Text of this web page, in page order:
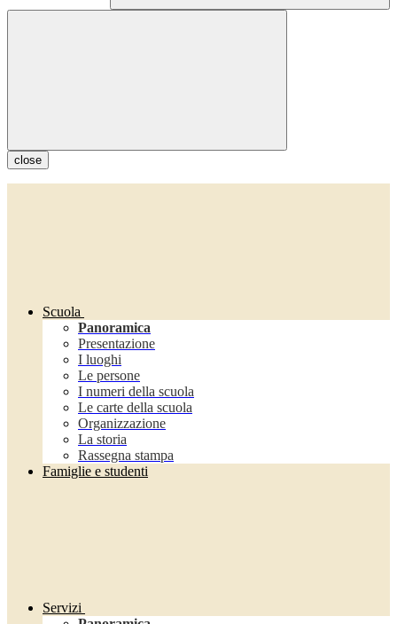
close
Scuola
Panoramica
Presentazione
I luoghi
Le persone
I numeri della scuola
Le carte della scuola
Organizzazione
La storia
Rassegna stampa
Famiglie e studenti
Servizi